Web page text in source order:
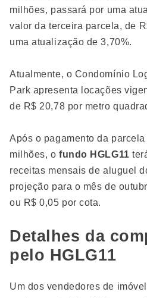
milhões, passará por uma
valor da terceira parcela, de
uma atualização de 3,70%.
Atualmente, o Condomínio
Park apresenta locações
de R$ 20,78 por metro
Após o pagamento da
milhões, ofundo HGLG11
receitas mensais de aluguel
projeção para o mês de
ou R$ 0,05 por cota.
Detalhes da
pelo HGLG11
Um dos vendedores de imóvel